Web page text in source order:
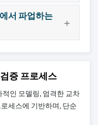
서 파업하는
증 프로세스
인 모델링, 엄격한 교차
세스에 기반하며, 단순